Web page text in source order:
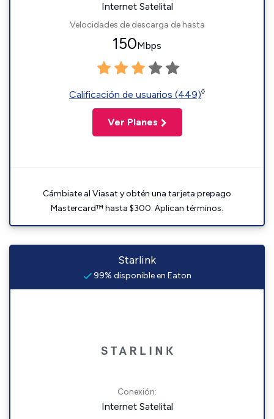
Internet Satelital
Velocidades de descarga de hasta
150Mbps
Calificación de usuarios (449)◊
Ver Planes
Cámbiate al Viasat y obtén una tarjeta prepago
Mastercard™ hasta $300. Aplican términos.
Starlink
99% disponible en Eaton
Conexión:
Internet Satelital